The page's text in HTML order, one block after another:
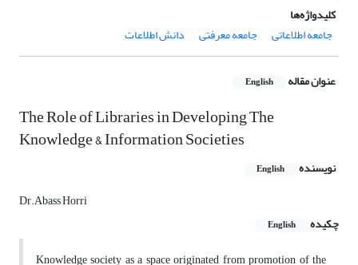
کلیدواژه‌ها
جامعه اطلاعاتی
جامعه معرفتی دانش اطلاعات
عنوان مقاله English
The Role of Libraries in Developing The
Knowledge & Information Societies
نویسنده English
Dr.Abass Horri
چکیده
English
Knowledge society as a space originated from promotion of the